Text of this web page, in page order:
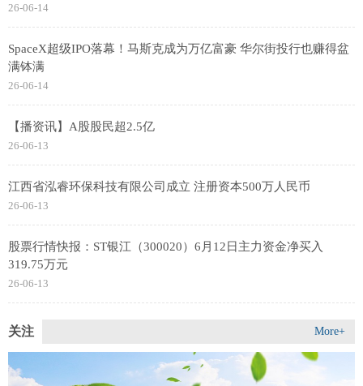
26-06-14
SpaceX超级IPO落幕！马斯克成为万亿富豪 华尔街投行也赚得盆
满钵满
26-06-14
【播资讯】A股股民超2.5亿
26-06-13
江西省泓睿环保科技有限公司成立 注册资本500万人民币
26-06-13
股票行情快报：ST银江（300020）6月12日主力资金净买入
319.75万元
26-06-13
关注 More+